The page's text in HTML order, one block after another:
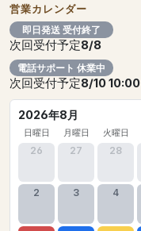
営業カレンダー
即日発送 受付終了
次回受付予定8/8
電話サポート 休業中
次回受付予定8/10 10:00
2026年8月
日曜日 月曜日 火曜日
26 27 28
2 3 4